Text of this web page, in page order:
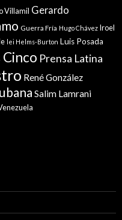
Villamil Gerardo
Guerra Fría Hugo Chávez Iroel
lei Helms-Burton Luis Posada
Cinco Prensa Latina
René González
Salim Lamrani